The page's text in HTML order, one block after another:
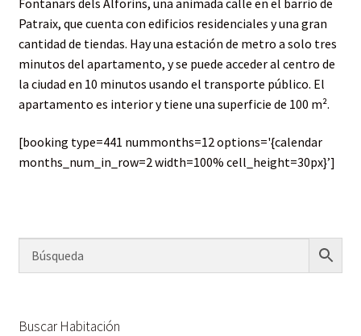
Patraix, que cuenta con edificios residenciales y una gran
cantidad de tiendas. Hay una estación de metro a solo tres
minutos del apartamento, y se puede acceder al centro de
la ciudad en 10 minutos usando el transporte público. El
apartamento es interior y tiene una superficie de 100 m².
[booking type=441 nummonths=12 options='{calendar
months_num_in_row=2 width=100% cell_height=30px}’]
Buscar Habitación